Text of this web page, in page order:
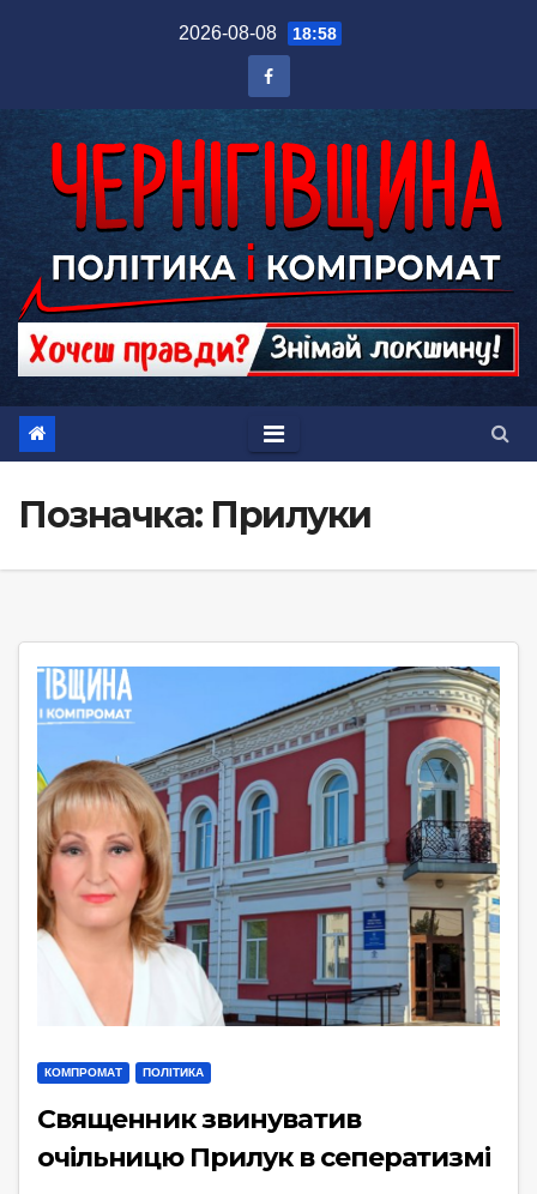
2026-08-08 18:58
Позначка: Прилуки
КОМПРОМАТ ПОЛІТИКА
Священник звинуватив
очільницю Прилук в сеператизмі